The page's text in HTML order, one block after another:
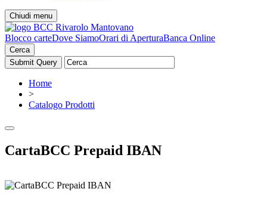
Chiudi menu
Blocco carteDove SiamoOrari di AperturaBanca Online
Cerca
Home
>
Catalogo Prodotti
CartaBCC Prepaid IBAN